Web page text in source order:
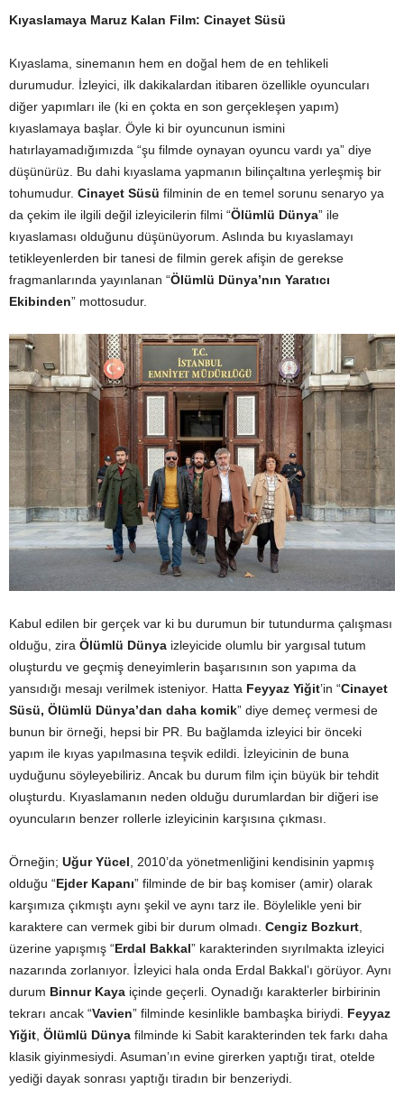
Kıyaslamaya Maruz Kalan Film: Cinayet Süsü
Kıyaslama, sinemanın hem en doğal hem de en tehlikeli
durumudur. İzleyici, ilk dakikalardan itibaren özellikle oyuncuları
diğer yapımları ile (ki en çokta en son gerçekleşen yapım)
kıyaslamaya başlar. Öyle ki bir oyuncunun ismini
hatırlayamadığımızda “şu filmde oynayan oyuncu vardı ya” diye
düşünürüz. Bu dahi kıyaslama yapmanın bilinçaltına yerleşmiş bir
tohumudur. Cinayet Süsü filminin de en temel sorunu senaryo ya
da çekim ile ilgili değil izleyicilerin filmi “Ölümlü Dünya” ile
kıyaslaması olduğunu düşünüyorum. Aslında bu kıyaslamayı
tetikleyenlerden bir tanesi de filmin gerek afişin de gerekse
fragmanlarında yayınlanan “Ölümlü Dünya’nın Yaratıcı
Ekibinden” mottosudur.
Kabul edilen bir gerçek var ki bu durumun bir tutundurma çalışması
olduğu, zira Ölümlü Dünya izleyicide olumlu bir yargısal tutum
oluşturdu ve geçmiş deneyimlerin başarısının son yapıma da
yansıdığı mesajı verilmek isteniyor. Hatta Feyyaz Yiğit’in “Cinayet
Süsü, Ölümlü Dünya’dan daha komik” diye demeç vermesi de
bunun bir örneği, hepsi bir PR. Bu bağlamda izleyici bir önceki
yapım ile kıyas yapılmasına teşvik edildi. İzleyicinin de buna
uyduğunu söyleyebiliriz. Ancak bu durum film için büyük bir tehdit
oluşturdu. Kıyaslamanın neden olduğu durumlardan bir diğeri ise
oyuncuların benzer rollerle izleyicinin karşısına çıkması.
Örneğin; Uğur Yücel , 2010’da yönetmenliğini kendisinin yapmış
olduğu “Ejder Kapanı” filminde de bir baş komiser (amir) olarak
karşımıza çıkmıştı aynı şekil ve aynı tarz ile. Böylelikle yeni bir
karaktere can vermek gibi bir durum olmadı. Cengiz Bozkurt
üzerine yapışmış “Erdal Bakkal” karakterinden sıyrılmakta izleyici
nazarında zorlanıyor. İzleyici hala onda Erdal Bakkal’ı görüyor. Aynı
durum Binnur Kaya içinde geçerli. Oynadığı karakterler birbirinin
tekrarı ancak “Vavien” filminde kesinlikle bambaşka biriydi. Feyyaz
Yiğit Ölümlü Dünya filminde ki Sabit karakterinden tek farkı daha
klasik giyinmesiydi. Asuman’ın evine girerken yaptığı tirat, otelde
yediği dayak sonrası yaptığı tiradın bir benzeriydi.